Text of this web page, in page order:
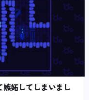
妬してしまいまし